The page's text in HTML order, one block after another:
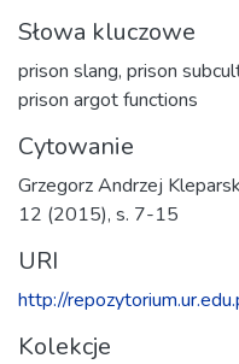
Słowa kluczowe
prison slang, prison
prison argot functions
Cytowanie
Grzegorz Andrzej
12 (2015), s. 7-15
URI
http://
Kolekcje